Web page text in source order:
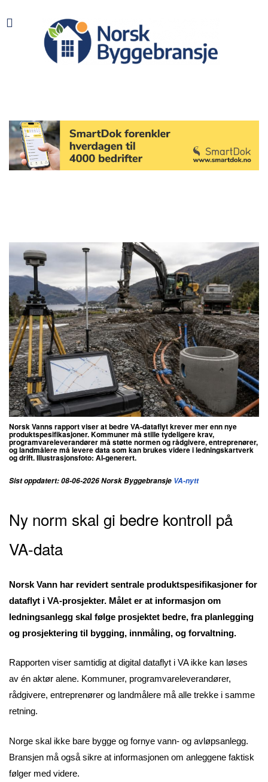
Norsk Vanns rapport viser at bedre VA-dataflyt krever mer enn nye
produktspesifikasjoner. Kommuner må stille tydeligere krav,
programvareleverandører må støtte normen og rådgivere, entreprenører,
og landmålere må levere data som kan brukes videre i ledningskartverk
og drift. Illustrasjonsfoto: AI-generert.
Sist oppdatert: 08-06-2026 Norsk Byggebransje VA-nytt
Ny norm skal gi bedre kontroll på
VA-data
Norsk Vann har revidert sentrale produktspesifikasjoner for
dataflyt i VA-prosjekter. Målet er at informasjon om
ledningsanlegg skal følge prosjektet bedre, fra planlegging
og prosjektering til bygging, innmåling, og forvaltning.
Rapporten viser samtidig at digital dataflyt i VA ikke kan løses
av én aktør alene. Kommuner, programvareleverandører,
rådgivere, entreprenører og landmålere må alle trekke i samme
retning.
Norge skal ikke bare bygge og fornye vann- og avløpsanlegg.
Bransjen må også sikre at informasjonen om anleggene faktisk
følger med videre.